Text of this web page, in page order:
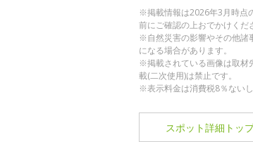
※掲載情報は2026年3月時点
前にご確認の上おでかけくだ
※自然災害の影響やその他諸
になる場合があります。
※掲載されている画像は取材
載(二次使用)は禁止です。
※表示料金は消費税8％ない
スポット詳細 トッ